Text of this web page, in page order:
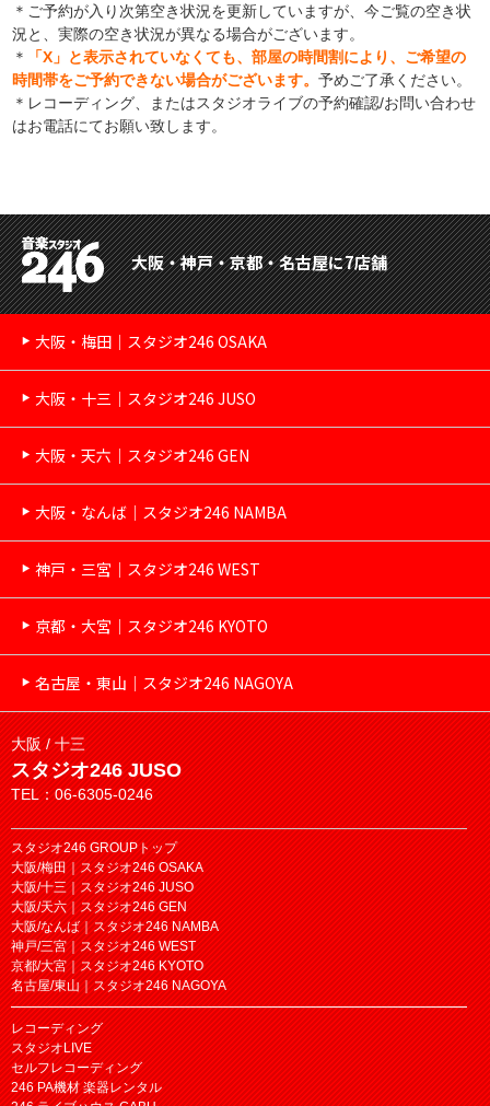
＊ご予約が入り次第空き状況を更新していますが、今ご覧の空き状
況と、実際の空き状況が異なる場合がございます。
＊
「X」と表示されていなくても、部屋の時間割により、ご希望の
時間帯をご予約できない場合がございます。予めご了承ください。
＊レコーディング、またはスタジオライブの予約確認/お問い合わせ
はお電話にてお願い致します。
大阪・神戸・京都・名古屋に7店舗
大阪・梅田｜スタジオ246 OSAKA
大阪・十三｜スタジオ246 JUSO
大阪・天六｜スタジオ246 GEN
大阪・なんば｜スタジオ246 NAMBA
神戸・三宮｜スタジオ246 WEST
京都・大宮｜スタジオ246 KYOTO
名古屋・東山｜スタジオ246 NAGOYA
大阪 / 十三
スタジオ246 JUSO
TEL：06-6305-0246
スタジオ246 GROUPトップ
大阪/梅田｜スタジオ246 OSAKA
大阪/十三｜スタジオ246 JUSO
大阪/天六｜スタジオ246 GEN
大阪/なんば｜スタジオ246 NAMBA
神戸/三宮｜スタジオ246 WEST
京都/大宮｜スタジオ246 KYOTO
名古屋/東山｜スタジオ246 NAGOYA
レコーディング
スタジオLIVE
セルフレコーディング
246 PA機材 楽器レンタル